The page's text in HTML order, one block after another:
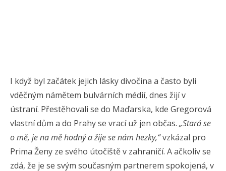
I když byl začátek jejich lásky divočina a často byli
vděčným námětem bulvárních médií, dnes žijí v
ústraní. Přestěhovali se do Maďarska, kde Gregorová
vlastní dům a do Prahy se vrací už jen občas.„Stará se
o mě, je na mě hodný a žije se nám hezky,“vzkázal pro
Prima Ženy ze svého útočiště v zahraničí. A ačkoliv se
zdá, že je se svým současným partnerem spokojená, v